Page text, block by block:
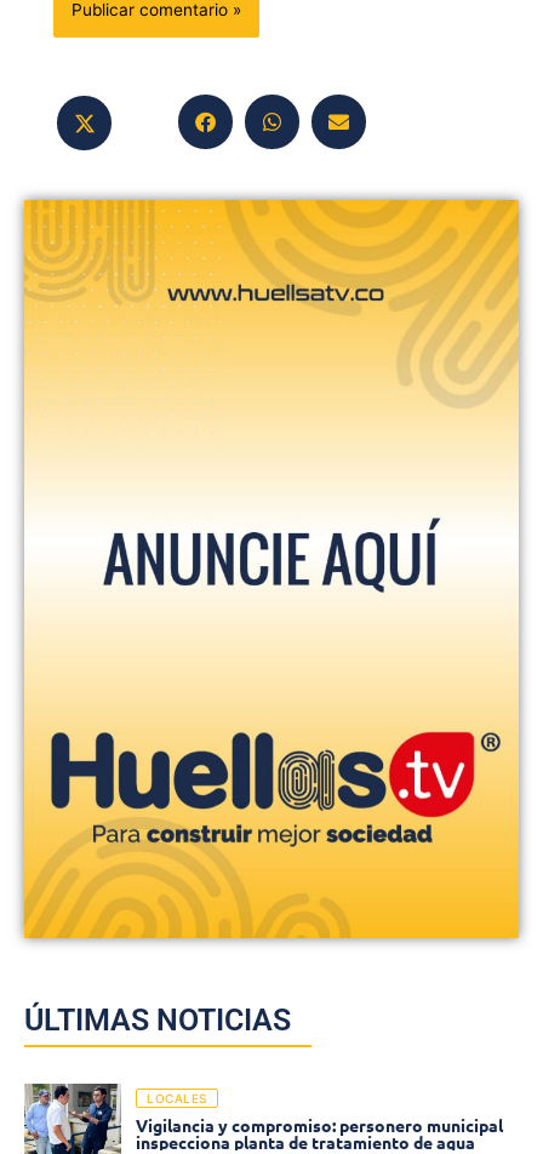
ÚLTIMAS NOTICIAS
LOCALES
Vigilancia y compromiso: personero municipal
inspecciona planta de tratamiento de agua